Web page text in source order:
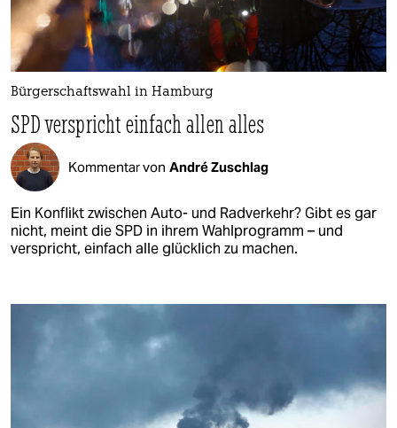
Bürgerschaftswahl in Hamburg
SPD verspricht einfach allen alles
Kommentar von André Zuschlag
Ein Konflikt zwischen Auto- und Radverkehr? Gibt es gar
nicht, meint die SPD in ihrem Wahlprogramm – und
verspricht, einfach alle glücklich zu machen.